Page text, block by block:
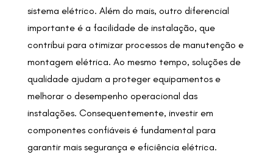
sistema elétrico. Além do mais, outro diferencial
importante é a facilidade de instalação, que
contribui para otimizar processos de manutenção e
montagem elétrica. Ao mesmo tempo, soluções de
qualidade ajudam a proteger equipamentos e
melhorar o desempenho operacional das
instalações. Consequentemente, investir em
componentes confiáveis é fundamental para
garantir mais segurança e eficiência elétrica.